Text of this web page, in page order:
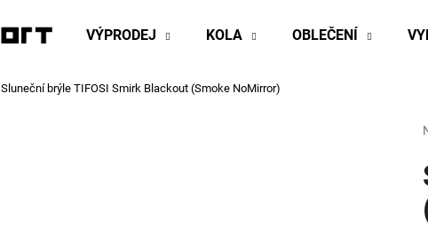
VÝPRODEJ KOLA OBLEČENÍ
Sluneční brýle TIFOSI Smirk Blackout (Smoke NoMirror)
z
Co potřebujete najít?